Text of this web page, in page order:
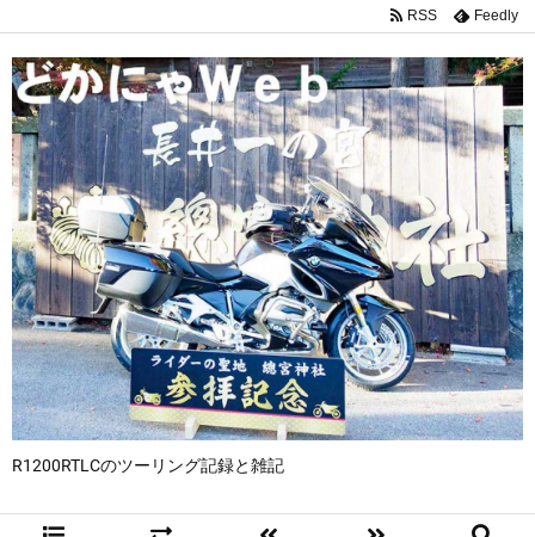
R1200RTLCのツーリング記録と雑記
RSS Feedly